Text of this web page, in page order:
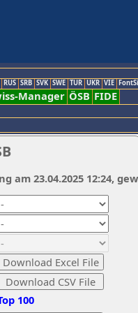
RUS SRB SVK SWE TUR UKR VIE
Manager ÖSB FIDE
100
am 23.04.2025 12:24,